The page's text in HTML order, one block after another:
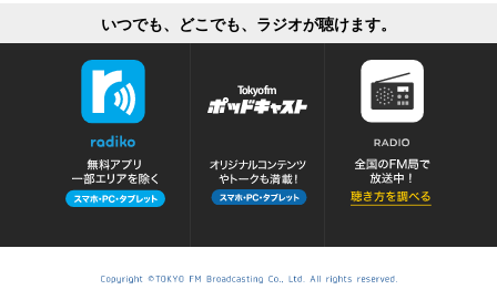
いつでも、どこでも、ラジオが聴けます。